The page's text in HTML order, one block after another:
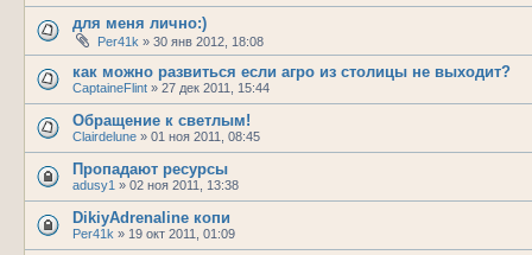
для меня лично:)
Per41k » 30 янв 2012, 18:08
как можно развиться если агро из столицы не выходит?
CaptaineFlint » 27 дек 2011, 15:44
Обращение к светлым!
Clairdelune » 01 ноя 2011, 08:45
Пропадают ресурсы
adusy1 » 02 ноя 2011, 13:38
DikiyAdrenaline копи
Per41k » 19 окт 2011, 01:09